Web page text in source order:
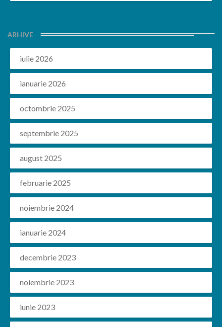
ARHIVE
iulie 2026
ianuarie 2026
octombrie 2025
septembrie 2025
august 2025
februarie 2025
noiembrie 2024
ianuarie 2024
decembrie 2023
noiembrie 2023
iunie 2023